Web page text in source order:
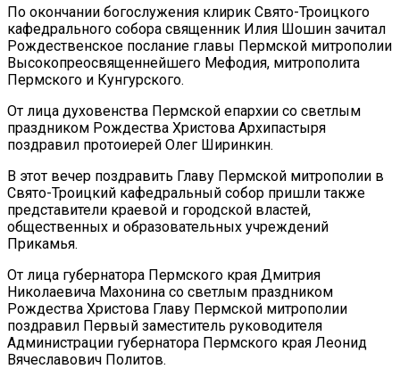
По окончании богослужения клирик Свято-Троицкого
кафедрального собора священник Илия Шошин зачитал
Рождественское послание главы Пермской митрополии
Высокопреосвященнейшего Мефодия, митрополита
Пермского и Кунгурского.
От лица духовенства Пермской епархии со светлым
праздником Рождества Христова Архипастыря
поздравил протоиерей Олег Ширинкин.
В этот вечер поздравить Главу Пермской митрополии в
Свято-Троицкий кафедральный собор пришли также
представители краевой и городской властей,
общественных и образовательных учреждений
Прикамья.
От лица губернатора Пермского края Дмитрия
Николаевича Махонина со светлым праздником
Рождества Христова Главу Пермской митрополии
поздравил Первый заместитель руководителя
Администрации губернатора Пермского края Леонид
Вячеславович Политов.